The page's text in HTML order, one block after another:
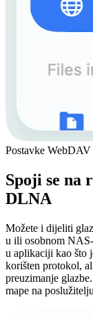
Postavke WebDAV
Spoji se na
DLNA
Možete i dijeliti
u ili osobnom
u aplikaciji kao što
korišten protokol,
preuzimanje
mape na